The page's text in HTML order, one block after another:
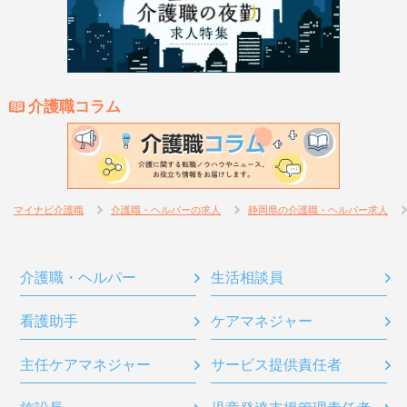
介護職コラム
マイナビ介護職 介護職・ヘルパーの求人 静岡県の介護職・ヘルパー求人
介護職・ヘルパー 生活相談員
看護助手 ケアマネジャー
主任ケアマネジャー サービス提供責任者